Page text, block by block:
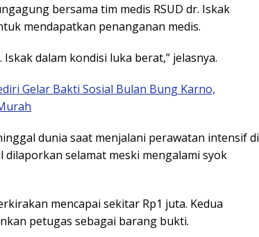
bersama tim medis RSUD dr. Iskak
mendapatkan penanganan medis.
dalam kondisi luka berat,” jelasnya.
Gelar Bakti Sosial Bulan Bung Karno,
dunia saat menjalani perawatan intensif di
selamat meski mengalami syok
mencapai sekitar Rp1 juta. Kedua
petugas sebagai barang bukti.